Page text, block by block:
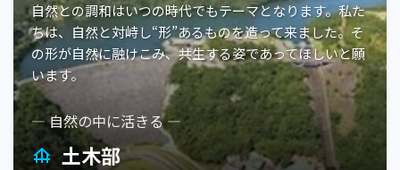
自然との調和はいつの時代でもテーマとなります。私た
ちは、自然と対峙し“形”あるものを造って来ました。そ
の形が自然に融けこみ、共生する姿であってほしいと願
います。
— 自然の中に活きる —
foundation 土木部